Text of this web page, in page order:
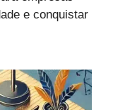
e conquistar